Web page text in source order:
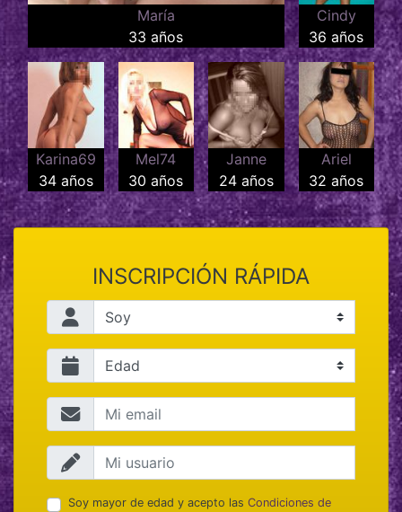
María
33 años
Cindy
36 años
Karina69
34 años
Mel74
30 años
Janne
24 años
Ariel
32 años
INSCRIPCIÓN RÁPIDA
Soy mayor de edad y acepto las Condiciones de